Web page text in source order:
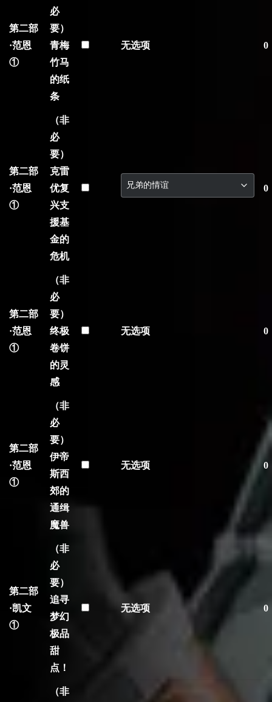
第二部
·范恩
①
必
要）
青梅
竹马
的纸
条
无选项 0
第二部
·范恩
①
（非
必
要）
克雷
优复
兴支
援基
金的
危机
0
第二部
·范恩
①
（非
必
要）
终极
卷饼
的灵
感
无选项 0
第二部
·范恩
①
（非
必
要）
伊帝
斯西
郊的
通缉
魔兽
无选项 0
第二部
·凯文
①
（非
必
要）
追寻
梦幻
极品
甜
点！
无选项 0
（非